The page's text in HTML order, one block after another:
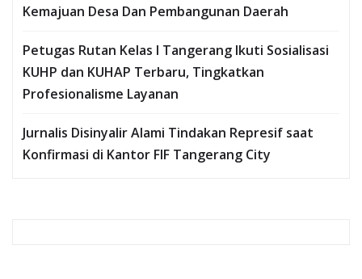
Kemajuan Desa Dan Pembangunan Daerah
Petugas Rutan Kelas I Tangerang Ikuti Sosialisasi
KUHP dan KUHAP Terbaru, Tingkatkan
Profesionalisme Layanan
Jurnalis Disinyalir Alami Tindakan Represif saat
Konfirmasi di Kantor FIF Tangerang City